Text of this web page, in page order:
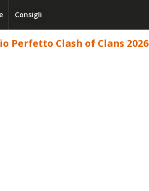
Consigli
Perfetto Clash of Clans 2026